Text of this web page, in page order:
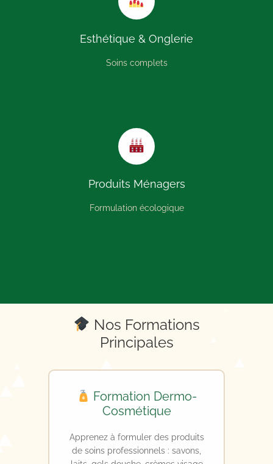
Esthétique & Onglerie
Soins complets
Produits Ménagers
Formulation écologique
Nos Formations
Principales
Formation Dermo-
Cosmétique
Apprenez à formuler des produits
de soins professionnels : savons,